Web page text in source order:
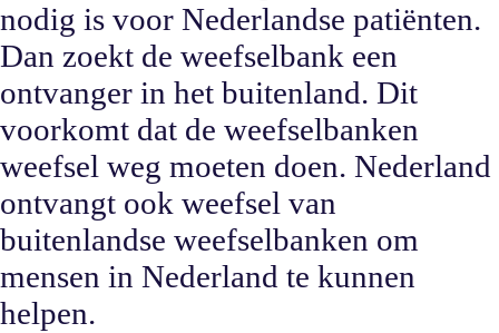
nodig is voor Nederlandse patiënten.
Dan zoekt de weefselbank een
ontvanger in het buitenland. Dit
voorkomt dat de weefselbanken
weefsel weg moeten doen. Nederland
ontvangt ook weefsel van
buitenlandse weefselbanken om
mensen in Nederland te kunnen
helpen.